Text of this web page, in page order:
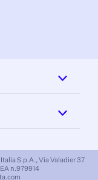
S.p.A., Via Valadier 37
n.979914